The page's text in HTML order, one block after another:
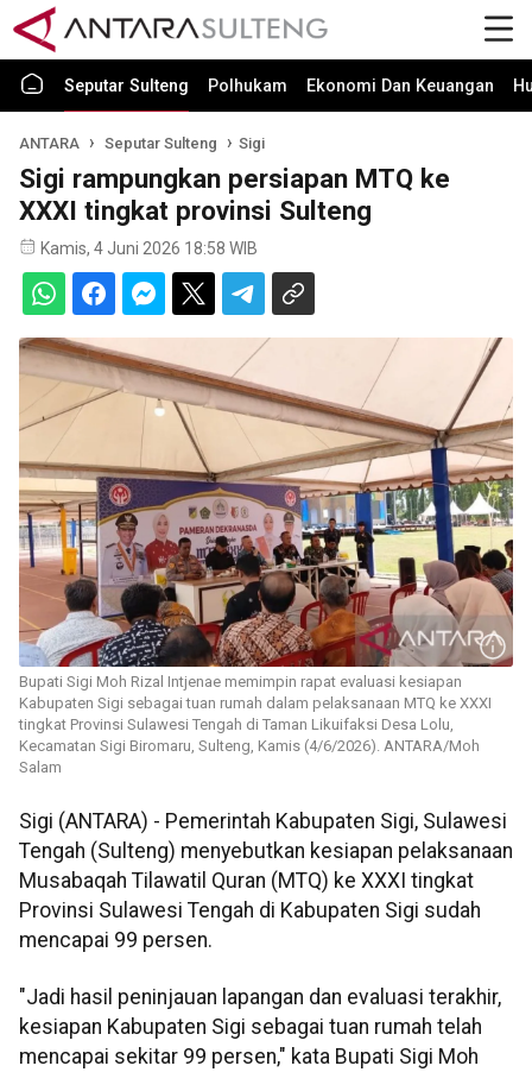
Seputar Sulteng Polhukam Ekonomi Dan Keuangan
ANTARA Seputar Sulteng Sigi
Sigi rampungkan persiapan MTQ ke
XXXI tingkat provinsi Sulteng
Kamis, 4 Juni 2026 18:58 WIB
Bupati Sigi Moh Rizal Intjenae memimpin rapat evaluasi kesiapan
Kabupaten Sigi sebagai tuan rumah dalam pelaksanaan MTQ ke XXXI
tingkat Provinsi Sulawesi Tengah di Taman Likuifaksi Desa Lolu,
Kecamatan Sigi Biromaru, Sulteng, Kamis (4/6/2026). ANTARA/Moh
Salam
Sigi (ANTARA) - Pemerintah Kabupaten Sigi, Sulawesi
Tengah (Sulteng) menyebutkan kesiapan pelaksanaan
Musabaqah Tilawatil Quran (MTQ) ke XXXI tingkat
Provinsi Sulawesi Tengah di Kabupaten Sigi sudah
mencapai 99 persen.
"Jadi hasil peninjauan lapangan dan evaluasi terakhir,
kesiapan Kabupaten Sigi sebagai tuan rumah telah
mencapai sekitar 99 persen," kata Bupati Sigi Moh